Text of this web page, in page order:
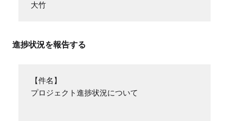
進捗状況を報告する
【件名】
プロジェクト進捗状況について